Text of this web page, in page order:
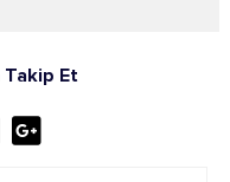
Takip Et